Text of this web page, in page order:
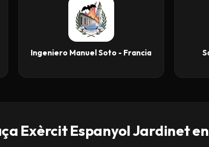
Ingeniero Manuel Soto - Francia
Exèrcit Espanyol Jardinet